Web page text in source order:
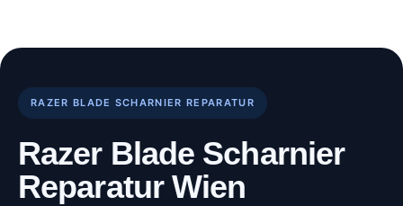
content
RAZER BLADE SCHARNIER REPARATUR
Razer Blade Scharnier
Reparatur Wien